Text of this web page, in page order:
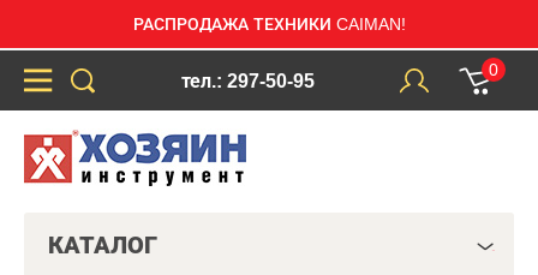
РАСПРОДАЖА ТЕХНИКИ CAIMAN!
тел.: 297-50-95
0
КАТАЛОГ